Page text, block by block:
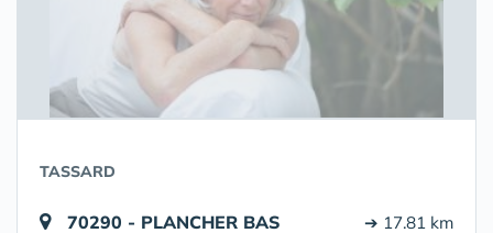
TASSARD
70290 - PLANCHER BAS ➔ 17.81 km